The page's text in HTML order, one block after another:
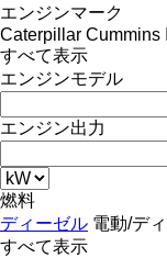
エンジンマーク
Caterpillar Cummins
すべて表示
エンジンモデル
エンジン出力
燃料
ディーゼル 電動/デ
すべて表示